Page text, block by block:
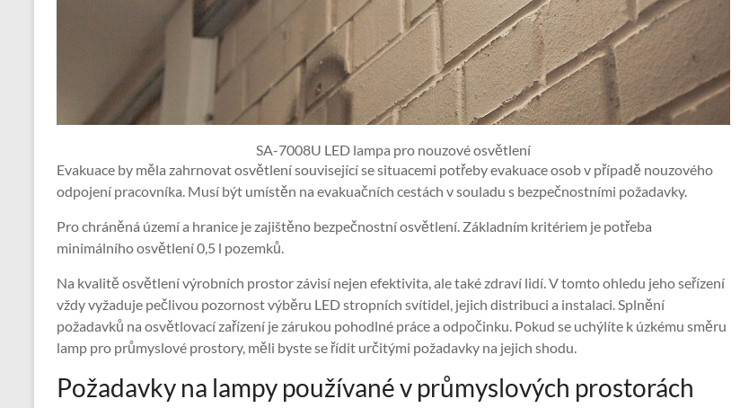
SA-7008U LED lampa pro nouzové osvětlení
Evakuace by měla zahrnovat osvětlení související se situacemi potřeby evakuace osob v případě nouzového
odpojení pracovníka. Musí být umístěn na evakuačních cestách v souladu s bezpečnostními požadavky.
Pro chráněná území a hranice je zajištěno bezpečnostní osvětlení. Základním kritériem je potřeba
minimálního osvětlení 0,5 l pozemků.
Na kvalitě osvětlení výrobních prostor závisí nejen efektivita, ale také zdraví lidí. V tomto ohledu jeho seřízení
vždy vyžaduje pečlivou pozornost výběru LED stropních svítidel, jejich distribuci a instalaci. Splnění
požadavků na osvětlovací zařízení je zárukou pohodlné práce a odpočinku. Pokud se uchýlíte k úzkému směru
lamp pro průmyslové prostory, měli byste se řídit určitými požadavky na jejich shodu.
Požadavky na lampy používané v průmyslových prostorách